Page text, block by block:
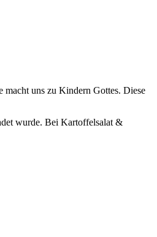
uns zu Kindern Gottes. Diese
wurde. Bei Kartoffelsalat &